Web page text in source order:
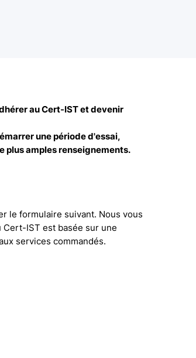
au Cert-IST et devenir
une période d'essai,
plus amples renseignements.
le formulaire suivant. Nous vous
IST est basée sur une
services commandés.